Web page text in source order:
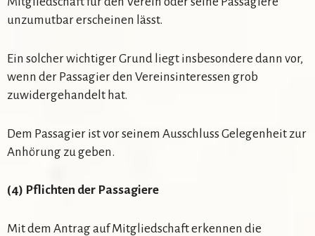
unzumutbar erscheinen lässt.
Ein solcher wichtiger Grund liegt insbesondere dann vor,
wenn der Passagier den Vereinsinteressen grob
zuwidergehandelt hat.
Dem Passagier ist vor seinem Ausschluss Gelegenheit zur
Anhörung zu geben.
(4) Pflichten der Passagiere
Mit dem Antrag auf Mitgliedschaft erkennen die